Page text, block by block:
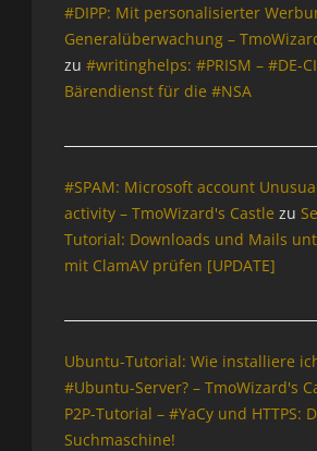
#DIPP: Mit personalisierter
Generalüberwachung –
zu #writinghelps: #PRISM – #DE-
Bärendienst für die #NSA
#SPAM: Microsoft account
activity – TmoWizard's Castle zu
Tutorial: Downloads und Mails
mit ClamAV prüfen [UPDATE]
Ubuntu-Tutorial: Wie installiere
#Ubuntu-Server? – TmoWizard's
P2P-Tutorial – #YaCy und HTTPS:
Suchmaschine!